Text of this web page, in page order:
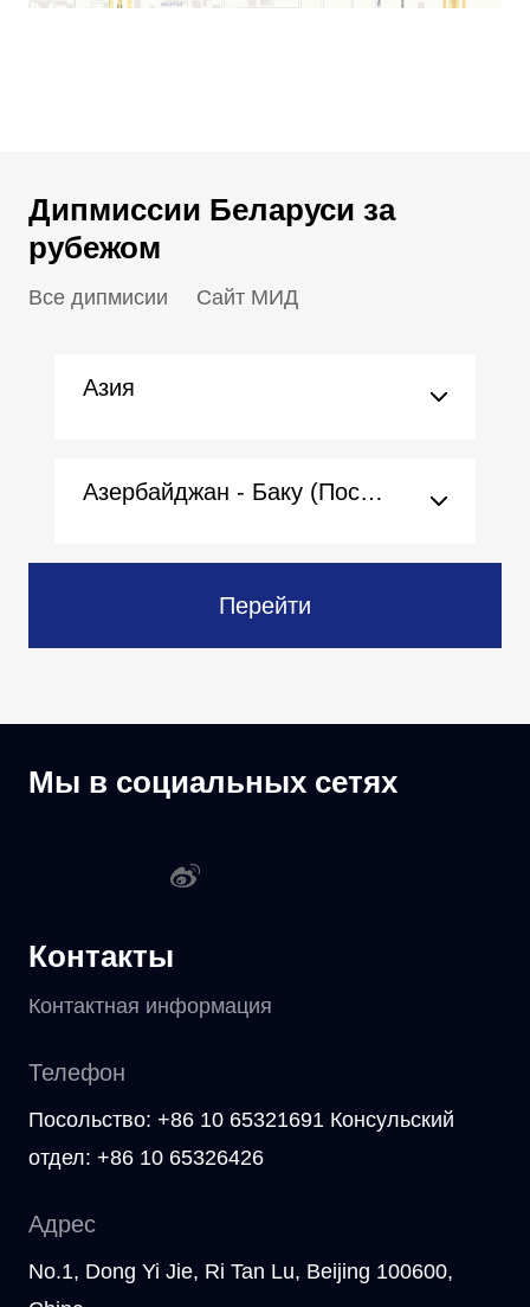
Дипмиссии Беларуси за
рубежом
Все дипмисии Сайт МИД
Азия
Азербайджан - Баку (Посольство)
Перейти
Мы в социальных сетях
Контакты
Контактная информация
Телефон
Посольство: +86 10 65321691 Консульский
отдел: +86 10 65326426
Адрес
No.1, Dong Yi Jie, Ri Tan Lu, Beijing 100600,